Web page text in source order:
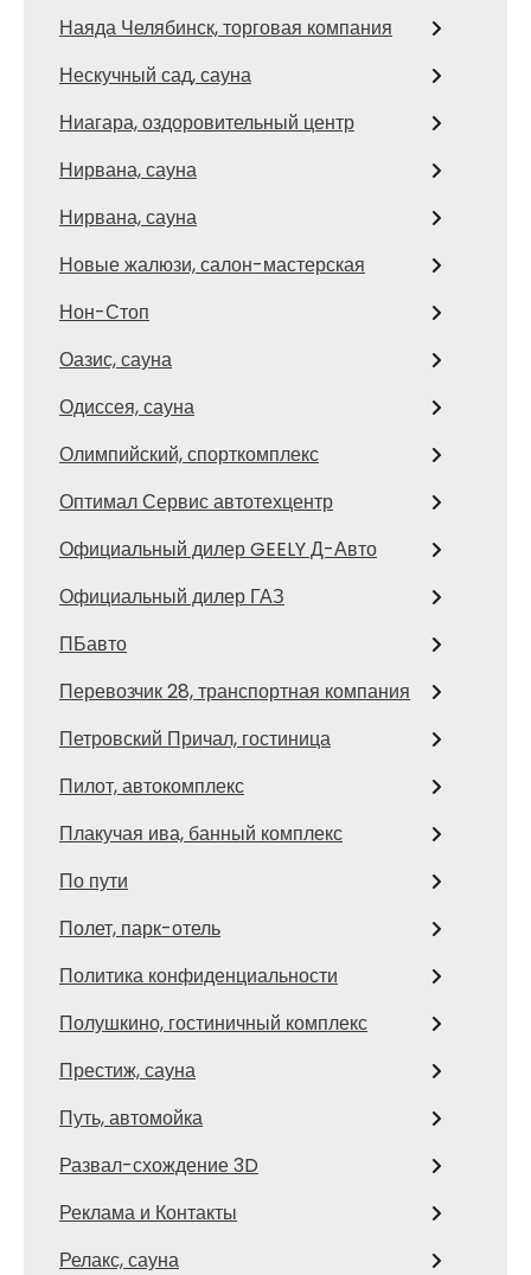
Наяда Челябинск, торговая компания
Нескучный сад, сауна
Ниагара, оздоровительный центр
Нирвана, сауна
Нирвана, сауна
Новые жалюзи, салон-мастерская
Нон-Стоп
Оазис, сауна
Одиссея, сауна
Олимпийский, спорткомплекс
Оптимал Сервис автотехцентр
Официальный дилер GEELY Д-Авто
Официальный дилер ГАЗ
ПБавто
Перевозчик 28, транспортная компания
Петровский Причал, гостиница
Пилот, автокомплекс
Плакучая ива, банный комплекс
По пути
Полет, парк-отель
Политика конфиденциальности
Полушкино, гостиничный комплекс
Престиж, сауна
Путь, автомойка
Развал-схождение 3D
Реклама и Контакты
Релакс, сауна